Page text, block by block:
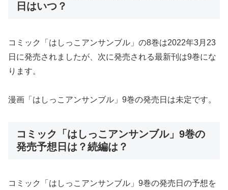
日はいつ？
コミック「はしっこアンサンブル」の8巻は2022年3月23
日に発売されましたが、次に発売される最新刊は9巻にな
ります。
漫画「はしっこアンサンブル」9巻の発売日は未定です。
コミック「はしっこアンサンブル」9巻の
発売予想日は？続編は？
コミック「はしっこアンサンブル」9巻の発売日の予想を